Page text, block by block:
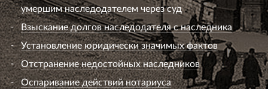
умершим наследодателем через суд
Взыскание долгов наследодателя с наследника
Установление юридически значимых фактов
Отстранение недостойных наследников
Оспаривание действий нотариуса